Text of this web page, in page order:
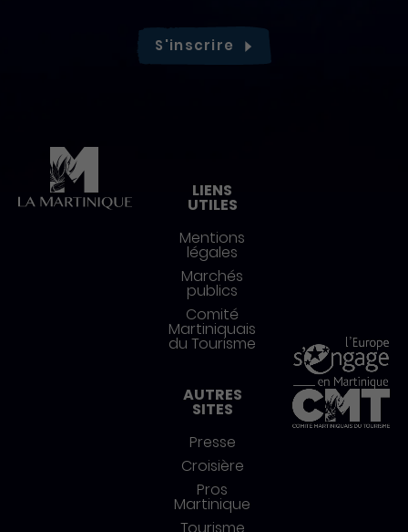
S'inscrire
LIENS
UTILES
Mentions
légales
Marchés
publics
Comité
Martiniquais
du Tourisme
AUTRES
SITES
Presse
Croisière
Pros
Martinique